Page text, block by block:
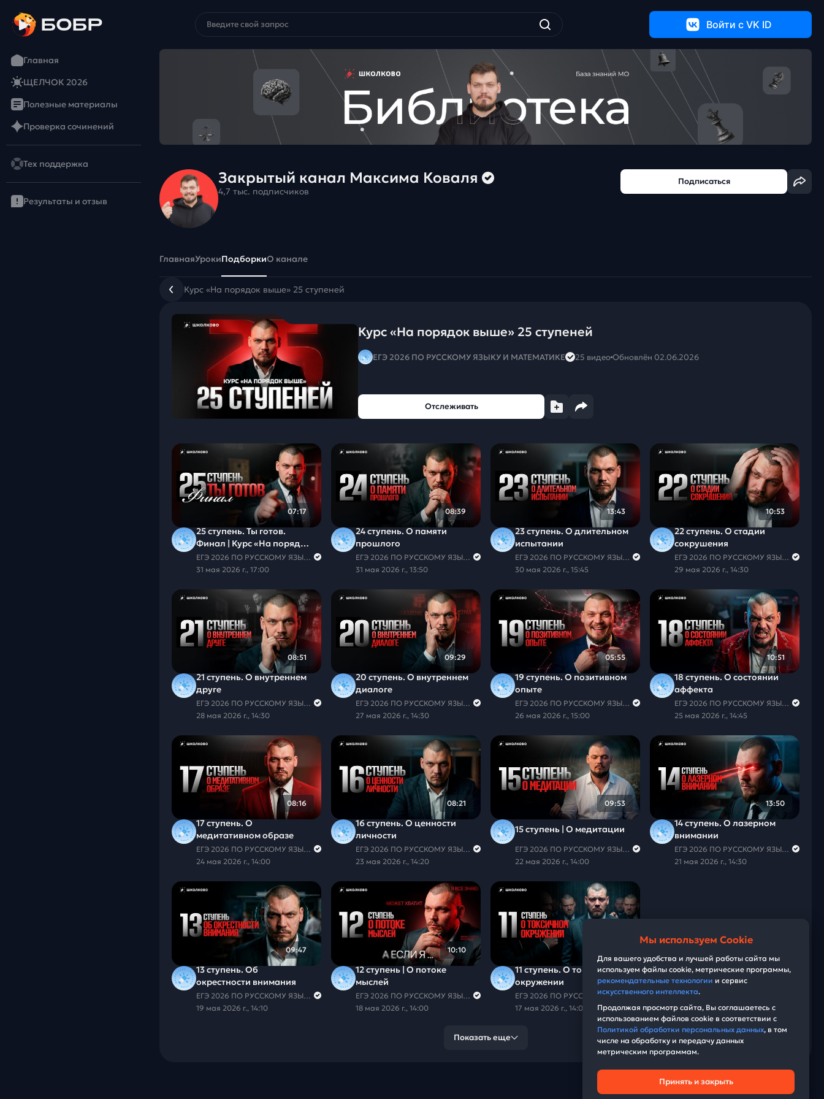
Войти c VK ID
Главная
ЩЕЛЧОК 2026
Полезные материалы
Проверка сочинений
Тех поддержка
Результаты и отзыв
Закрытый канал Максима Коваля
4,7 тыс. подписчиков
ГлавнаяУрокиПодборкиО канале
Курс «На порядок выше» 25 ступеней
Курс «На порядок выше» 25 ступеней
ЕГЭ 2026 ПО РУССКОМУ ЯЗЫКУ И МАТЕМАТИКЕ 25 видеоОбновлён 02.06.2026
Отслеживать
07:17
25 ступень. Ты готов.
Финал | Курс «На порядок
выше»
31 мая 2026 г., 17:00
08:39
24 ступень. О памяти
прошлого
31 мая 2026 г., 13:50
13:43
23 ступень. О длительном
испытании
30 мая 2026 г., 15:45
10:53
22 ступень. О стадии
сокрушения
29 мая 2026 г., 14:30
08:51
21 ступень. О внутреннем
друге
ЕГЭ 2026 ПО РУССКОМУ ЯЗЫКУ И МАТЕМАТИКЕ
28 мая 2026 г., 14:30
09:29
20 ступень. О внутреннем
диалоге
ЕГЭ 2026 ПО РУССКОМУ ЯЗЫКУ И МАТЕМАТИКЕ
27 мая 2026 г., 14:30
05:55
19 ступень. О позитивном
опыте
ЕГЭ 2026 ПО РУССКОМУ ЯЗЫКУ И МАТЕМАТИКЕ
26 мая 2026 г., 15:00
10:51
18 ступень. О состоянии
аффекта
ЕГЭ 2026 ПО РУССКОМУ ЯЗЫКУ И МАТЕМАТИКЕ
25 мая 2026 г., 14:45
08:16
17 ступень. О
медитативном образе
ЕГЭ 2026 ПО РУССКОМУ ЯЗЫКУ И МАТЕМАТИКЕ
24 мая 2026 г., 14:00
08:21
16 ступень. О ценности
личности
ЕГЭ 2026 ПО РУССКОМУ ЯЗЫКУ И МАТЕМАТИКЕ
23 мая 2026 г., 14:20
09:53
15 ступень | О медитации
ЕГЭ 2026 ПО РУССКОМУ ЯЗЫКУ И МАТЕМАТИКЕ
22 мая 2026 г., 14:00
13:50
14 ступень. О лазерном
внимании
ЕГЭ 2026 ПО РУССКОМУ ЯЗЫКУ И МАТЕМАТИКЕ
21 мая 2026 г., 14:30
09:47
13 ступень. Об
окрестности внимания
19 мая 2026 г., 14:10
10:10
12 ступень | О потоке
мыслей
18 мая 2026 г., 14:00
11 ступень. О токсичном
окружении
ЕГЭ 2026 ПО РУССКОМУ ЯЗЫКУ И МАТЕМАТИКЕ
17 мая 2026 г., 14:00
Показать еще
Мы используем Cookie
Для вашего удобства и лучшей работы сайта мы
используем файлы cookie, метрические программы,
рекомендательные технологии и сервис
искусственного интеллекта.
Продолжая просмотр сайта, Вы соглашаетесь с
использованием файлов cookie в соответствии с
Политикой обработки персональных данных, в том
числе на обработку и передачу данных
метрическим программам.
Принять и закрыть